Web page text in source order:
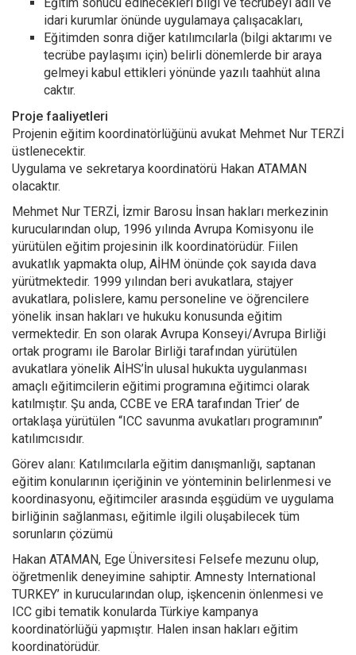
idari kurumlar önünde uygulamaya çalışacakları,
Eğitimden sonra diğer katılımcılarla (bilgi aktarımı ve
tecrübe paylaşımı için) belirli dönemlerde bir araya
gelmeyi kabul ettikleri yönünde yazılı taahhüt alına
caktır.
Proje faaliyetleri
Projenin eğitim koordinatörlüğünü avukat Mehmet Nur TERZİ
üstlenecektir.
Uygulama ve sekretarya koordinatörü Hakan ATAMAN
olacaktır.
Mehmet Nur TERZİ, İzmir Barosu İnsan hakları merkezinin
kurucularından olup, 1996 yılında Avrupa Komisyonu ile
yürütülen eğitim projesinin ilk koordinatörüdür. Fiilen
avukatlık yapmakta olup, AİHM önünde çok sayıda dava
yürütmektedir. 1999 yılından beri avukatlara, stajyer
avukatlara, polislere, kamu personeline ve öğrencilere
yönelik insan hakları ve hukuku konusunda eğitim
vermektedir. En son olarak Avrupa Konseyi/Avrupa Birliği
ortak programı ile Barolar Birliği tarafından yürütülen
avukatlara yönelik AİHS’İn ulusal hukukta uygulanması
amaçlı eğitimcilerin eğitimi programına eğitimci olarak
katılmıştır. Şu anda, CCBE ve ERA tarafından Trier’ de
ortaklaşa yürütülen “ICC savunma avukatları programının”
katılımcısıdır.
Görev alanı: Katılımcılarla eğitim danışmanlığı, saptanan
eğitim konularının içeriğinin ve yönteminin belirlenmesi ve
koordinasyonu, eğitimciler arasında eşgüdüm ve uygulama
birliğinin sağlanması, eğitimle ilgili oluşabilecek tüm
sorunların çözümü
Hakan ATAMAN, Ege Üniversitesi Felsefe mezunu olup,
öğretmenlik deneyimine sahiptir. Amnesty International
TURKEY’ in kurucularından olup, işkencenin önlenmesi ve
ICC gibi tematik konularda Türkiye kampanya
koordinatörlüğü yapmıştır. Halen insan hakları eğitim
koordinatörüdür.